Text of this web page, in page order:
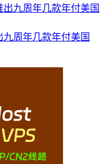
九周年几款年付美国